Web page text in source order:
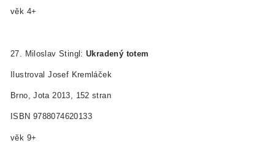
věk 4+
27. Miloslav Stingl: Ukradený totem
Ilustroval Josef Kremláček
Brno, Jota 2013, 152 stran
ISBN 978­80­7462­013­3
věk 9+